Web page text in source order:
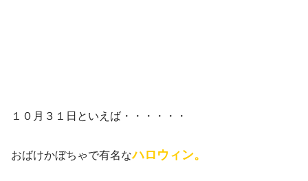
１０月３１日といえば・・・・・・
おばけかぼちゃで有名なハロウィン。